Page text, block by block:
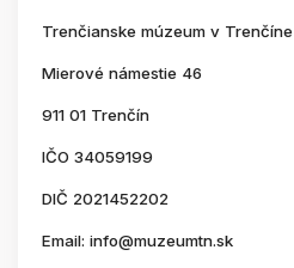
Trenčianske múzeum v Trenčíne
Mierové námestie 46
911 01 Trenčín
IČO 34059199
DIČ 2021452202
Email: info@muzeumtn.sk